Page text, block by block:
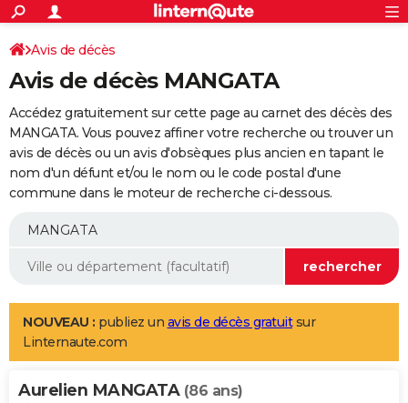
ACTUALITÉS
Politique
Société
Faits Divers
Education
Monde
Villes
+
SPORT
Coupe du monde 2026
Football
Tennis
Cyclisme
Rugby
Forum
Programme TV
TNT
Streaming
Cinéma
Sorties cinéma
Musique
+
FINANCE
Retraite
Epargne
Immobilier
Risques naturels par ville
Banque
Assurance
AUTO
Essais
Réserver un essai
Citadines
Berlines
SUV
Forum auto
+
Mobiles
Meilleur smartphone
Internet
Ordinateurs
Jeux vidéo
Guide high-tech
Aménagement intérieur
LIFESTYLE
Art de vivre
Bien-être
Loisirs
Mode
Modes de vie
Alimentation
Guide de la santé
Maladies
Médicaments
Sommeil
VOYAGE
Avis de décès
Avis de décès MANGATA
Accédez gratuitement sur cette page au carnet des décès des
MANGATA. Vous pouvez affiner votre recherche ou trouver un
avis de décès ou un avis d'obsèques plus ancien en tapant le
nom d'un défunt et/ou le nom ou le code postal d'une
commune dans le moteur de recherche ci-dessous.
NOUVEAU : publiez un avis de décès gratuitsur
Linternaute.com
Aurelien MANGATA (86 ans)